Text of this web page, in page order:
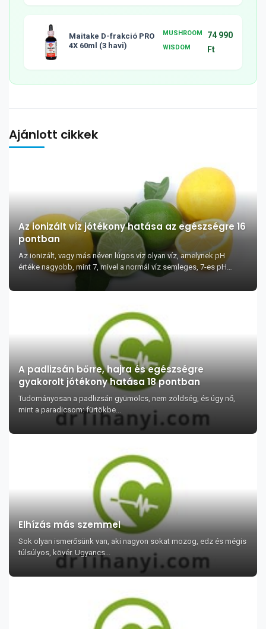
Maitake D-frakció PRO
4X 60ml (3 havi)
MUSHROOM
WISDOM
74 990
Ft
Ajánlott cikkek
Az ionizált víz jótékony hatása az egészségre 16
pontban
Az ionizált, vagy más néven lúgos víz olyan víz, amelynek pH
értéke nagyobb, mint 7, mivel a normál víz semleges, 7-es pH
értékű. A kémiaórákon megtanultuk, ho...
A padlizsán bőrre, hajra és egészségre
gyakorolt jótékony hatása 18 pontban
Tudományosan a padlizsán gyümölcs, nem zöldség, és úgy nő,
mint a paradicsom: fürtökbe...
Elhízás más szemmel
Sok olyan ismerősünk van, aki nagyon sokat mozog, edz és mégis
túlsúlyos, kövér. Ugyancs...